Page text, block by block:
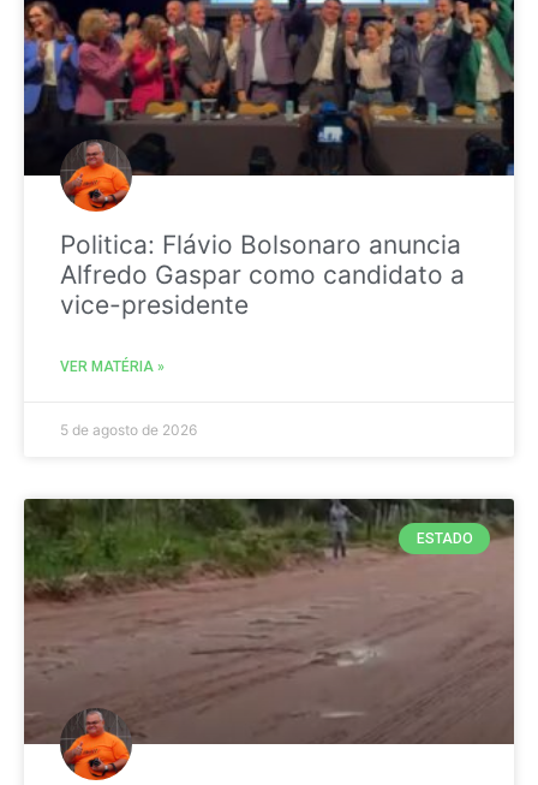
Politica: Flávio Bolsonaro anuncia
Alfredo Gaspar como candidato a
vice-presidente
VER MATÉRIA »
5 de agosto de 2026
ESTADO